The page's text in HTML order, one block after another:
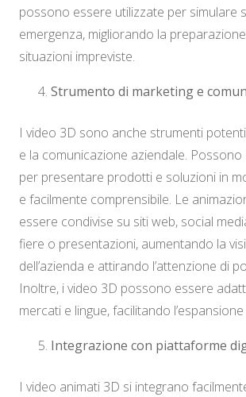
possono essere utilizzate per simulare
emergenza, migliorando la
situazioni impreviste.
Strumento di marketing e
I video 3D sono anche strumenti
e la comunicazione aziendale.
per presentare prodotti e soluzioni in
e facilmente comprensibile. Le
essere condivise su siti web, social
fiere o presentazioni, aumentando la
dell’azienda e attirando l’attenzione di
Inoltre, i video 3D possono essere
mercati e lingue, facilitando
Integrazione con piattaforme
I video animati 3D si integrano